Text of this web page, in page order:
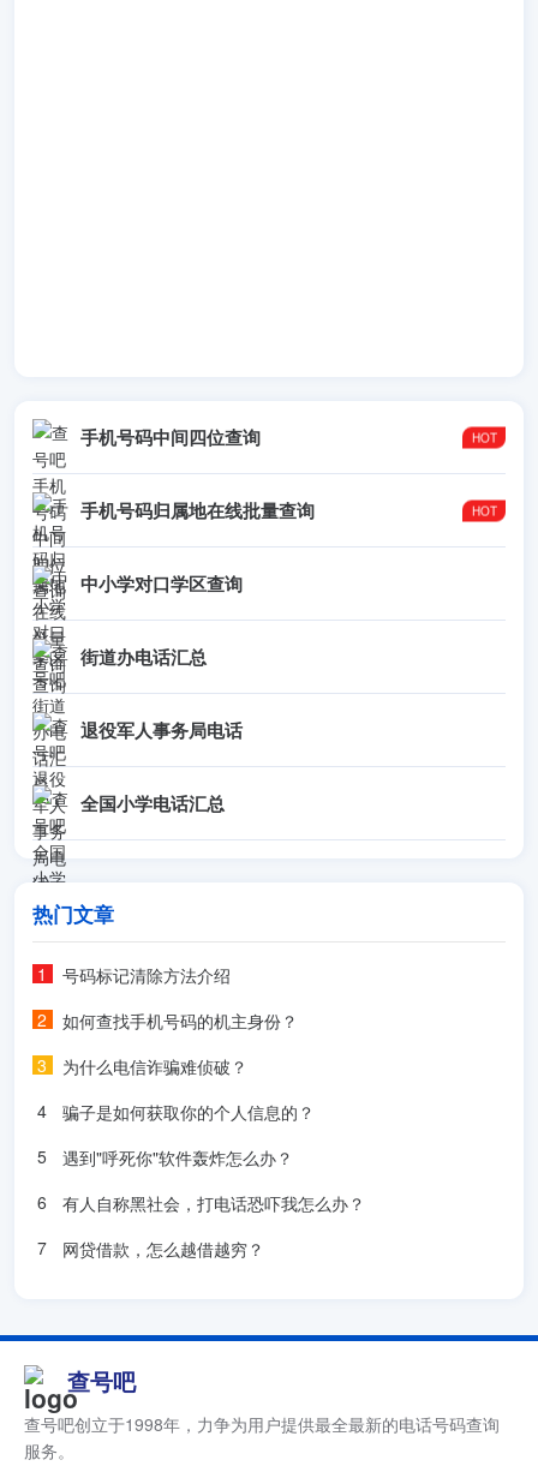
新增留言
--匿名用户 2011年6月4日 (六) 10:04 (CST)
留言：
== 0370 ==-3281154 3235555 2822275 3333381 5749876
5188708 3261113 2807677 3481569 9601181 2680068
2265997 3659699 5501985 3693095 2286027
新增留言
--匿名用户 2013年7月31日 (三) 14:30 (CST)
留言： 刚接骗子电话一个，说是法院的，希望有关部门查除，
号码：0379-60610113
新增留言
--匿名用户 2013年12月7日 (六) 14:17 (CST)
留言：13839991896河南开封的，说要卖房，然后说缺钱要
钱，骗子
新增留言
这13273896950是一个骗子电话，手机还可以打通。现在已经
报案，骗子还在猖狂作案，有他犯罪录音，有他QQ号，有他
大。希望有关部门能重视。毕竟我们都是交税的人。
新增留言
--匿名用户 2015年4月27日 (一) 20:29 (CST)
新增留言
--匿名用户 2015年12月13日 (日) 20:14 (CST)
手机号码中间四位查询
手机号码归属地在线批量查询
中小学对口学区查询
街道办电话汇总
退役军人事务局电话
全国小学电话汇总
热门文章
号码标记清除方法介绍
如何查找手机号码的机主身份？
为什么电信诈骗难侦破？
骗子是如何获取你的个人信息的？
遇到"呼死你"软件轰炸怎么办？
有人自称黑社会，打电话恐吓我怎么办？
网贷借款，怎么越借越穷？
查号吧
查号吧创立于1998年，力争为用户提供最全最新的电话号码查询
服务。